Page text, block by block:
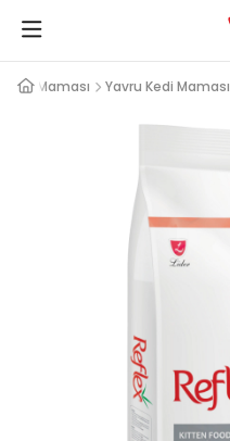
Kedi Maması Yavru Kedi Maması